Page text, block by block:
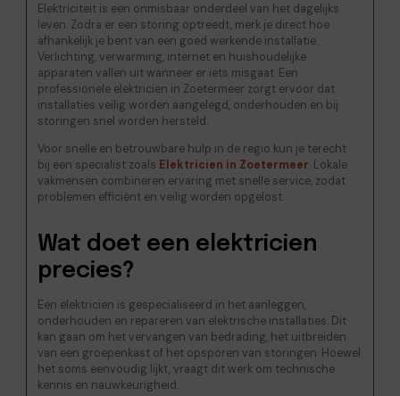
Elektriciteit is een onmisbaar onderdeel van het dagelijks
leven. Zodra er een storing optreedt, merk je direct hoe
afhankelijk je bent van een goed werkende installatie.
Verlichting, verwarming, internet en huishoudelijke
apparaten vallen uit wanneer er iets misgaat. Een
professionele elektricien in Zoetermeer zorgt ervoor dat
installaties veilig worden aangelegd, onderhouden en bij
storingen snel worden hersteld.
Voor snelle en betrouwbare hulp in de regio kun je terecht
bij een specialist zoals Elektricien in Zoetermeer. Lokale
vakmensen combineren ervaring met snelle service, zodat
problemen efficiënt en veilig worden opgelost.
Wat doet een elektricien
precies?
Een elektricien is gespecialiseerd in het aanleggen,
onderhouden en repareren van elektrische installaties. Dit
kan gaan om het vervangen van bedrading, het uitbreiden
van een groepenkast of het opsporen van storingen. Hoewel
het soms eenvoudig lijkt, vraagt dit werk om technische
kennis en nauwkeurigheid.